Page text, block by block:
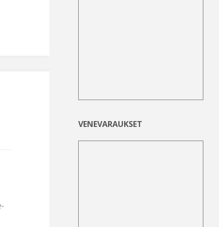
VENEVARAUKSET